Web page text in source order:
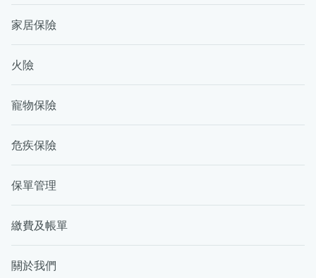
家居保險
火險
寵物保險
危疾保險
保單管理
繳費及帳單
關於我們